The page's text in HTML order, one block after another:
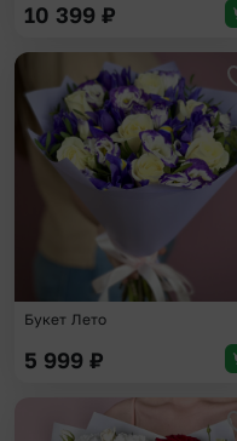
10 399 ₽
Букет Лето
5 999 ₽